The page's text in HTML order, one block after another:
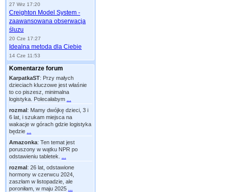
27 Wrz 17:20
Creighton Model System -
zaawansowana obserwacja
śluzu
20 Cze 17:27
Idealna metoda dla Ciebie
14 Cze 11:53
Komentarze forum
KarpatkaST: Przy małych
dzieciach kluczowe jest właśnie
to co piszesz, minimalna
logistyka. Polecałabym
rozmal: Mamy dwójkę dzieci, 3 i
6 lat, i szukam miejsca na
wakacje w górach gdzie logistyka
będzie
Amazonka: Ten temat jest
poruszony w wątku NPR po
odstawieniu tabletek.
rozmal: 26 lat, odstawione
hormony w czerwcu 2024,
zaszłam w listopadzie, ale
poroniłam, w maju 2025